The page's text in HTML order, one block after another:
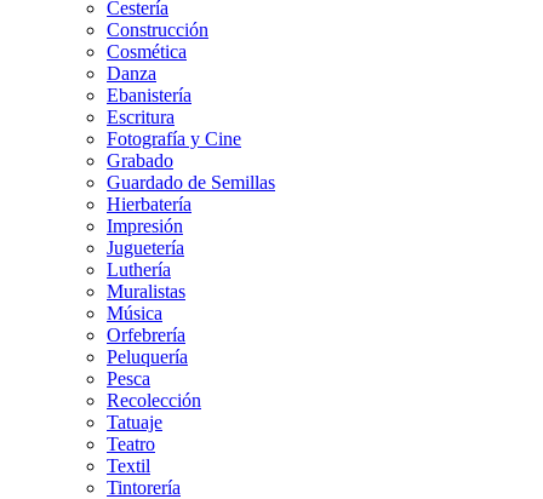
Cestería
Construcción
Cosmética
Danza
Ebanistería
Escritura
Fotografía y Cine
Grabado
Guardado de Semillas
Hierbatería
Impresión
Juguetería
Luthería
Muralistas
Música
Orfebrería
Peluquería
Pesca
Recolección
Tatuaje
Teatro
Textil
Tintorería